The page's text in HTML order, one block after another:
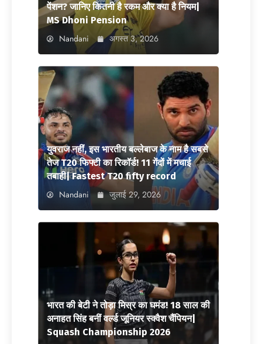
पेंशन? जानिए कितनी है रकम और क्या है नियम|
MS Dhoni Pension
Nandani अगस्त 3, 2026
युवराज नहीं, इस भारतीय बल्लेबाज के नाम है सबसे
तेज T20 फिफ्टी का रिकॉर्ड! 11 गेंदों में मचाई
तबाही| Fastest T20 fifty record
Nandani जुलाई 29, 2026
भारत की बेटी ने तोड़ा मिस्र का घमंड! 18 साल की
अनाहत सिंह बनीं वर्ल्ड जूनियर स्क्वैश चैंपियन|
Squash Championship 2026